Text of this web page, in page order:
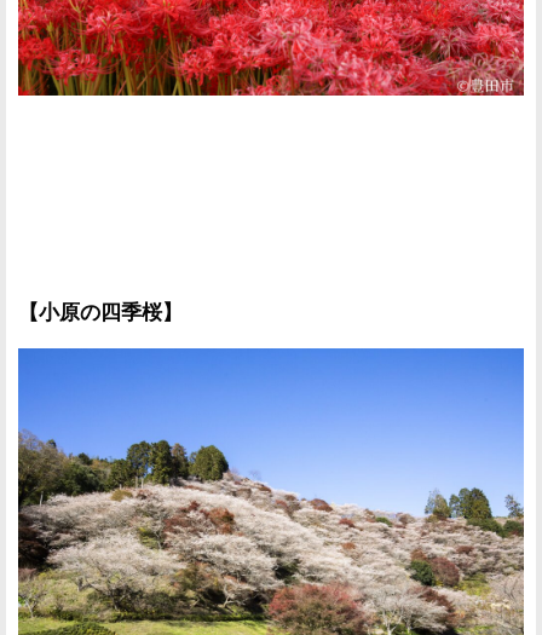
【小原の四季桜】